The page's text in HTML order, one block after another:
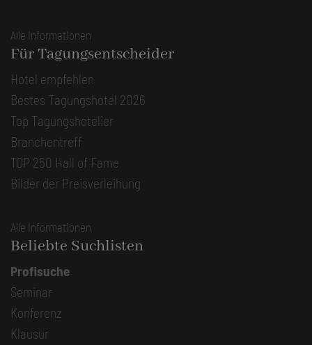
Alle Informationen
Für Tagungsentscheider
Hotel empfehlen
Bestes Tagungshotel 2026
Top Tagungshotelier
Branchentreff
TOP 250 Hall of Fame
Bilder der Preisverleihung
Alle Informationen
Beliebte Suchlisten
Profisuche
Seminar
Konferenz
Klausur